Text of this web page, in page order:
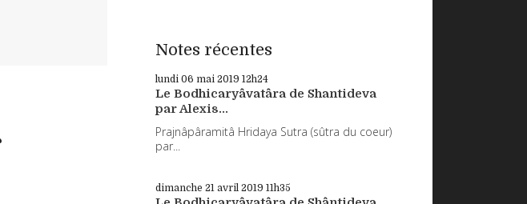
Notes récentes
lundi 06 mai 2019 12h24
Le Bodhicaryâvatâra de Shantideva
par Alexis...
Prajnâpâramitâ Hridaya Sutra (sûtra du coeur)
par...
dimanche 21 avril 2019 11h35